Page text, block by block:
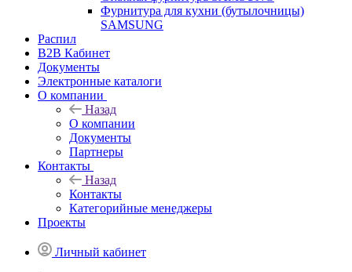
Фурнитура для кухни (бутылочницы)
SAMSUNG
Распил
B2B Кабинет
Документы
Электронные каталоги
О компании
Назад
О компании
Документы
Партнеры
Контакты
Назад
Контакты
Категорийные менеджеры
Проекты
Личный кабинет